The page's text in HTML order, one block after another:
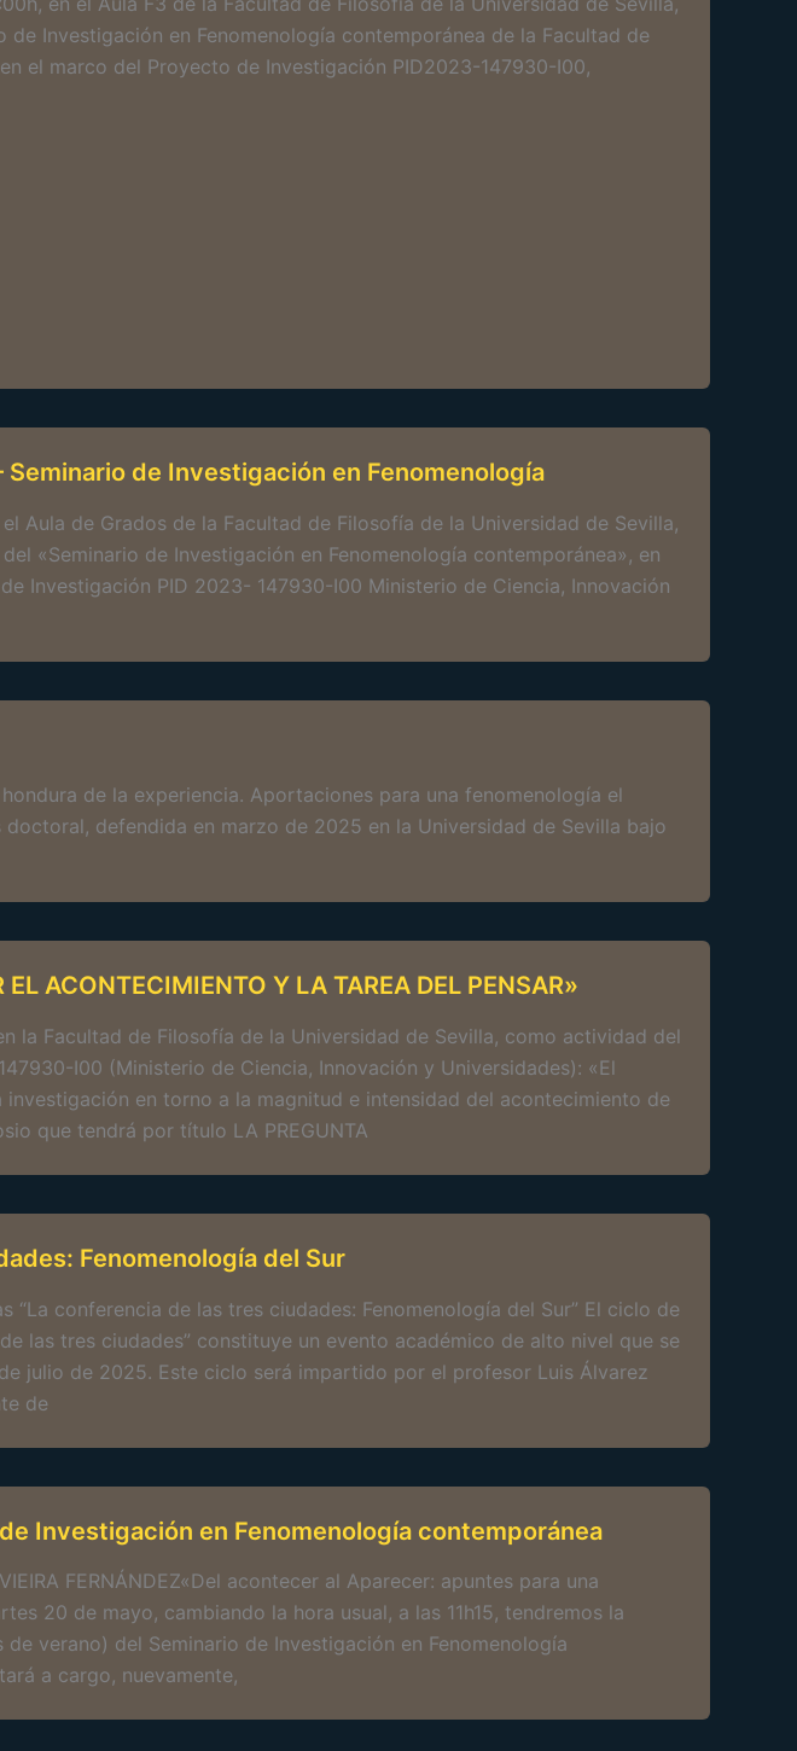
de Investigación en Fenomenología contemporánea de la Facultad de
el marco del Proyecto de Investigación PID2023-147930-I00,
Seminario de Investigación en Fenomenología
Aula de Grados de la Facultad de Filosofía de la Universidad de Sevilla,
«Seminario de Investigación en Fenomenología contemporánea», en
Investigación PID 2023- 147930-I00 Ministerio de Ciencia, Innovación
de la experiencia. Aportaciones para una fenomenología el
defendida en marzo de 2025 en la Universidad de Sevilla bajo
ACONTECIMIENTO Y LA TAREA DEL PENSAR»
la Facultad de Filosofía de la Universidad de Sevilla, como actividad del
I00 (Ministerio de Ciencia, Innovación y Universidades): «El
en torno a la magnitud e intensidad del acontecimiento de
que tendrá por título LA PREGUNTA
Fenomenología del Sur
“La conferencia de las tres ciudades: Fenomenología del Sur” El ciclo de
las tres ciudades” constituye un evento académico de alto nivel que se
julio de 2025. Este ciclo será impartido por el profesor Luis Álvarez
de
Investigación en Fenomenología contemporánea
FERNÁNDEZ«Del acontecer al Aparecer: apuntes para una
20 de mayo, cambiando la hora usual, a las 11h15, tendremos la
verano) del Seminario de Investigación en Fenomenología
a cargo, nuevamente,